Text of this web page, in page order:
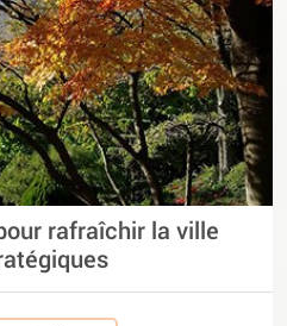
rafraîchir la ville